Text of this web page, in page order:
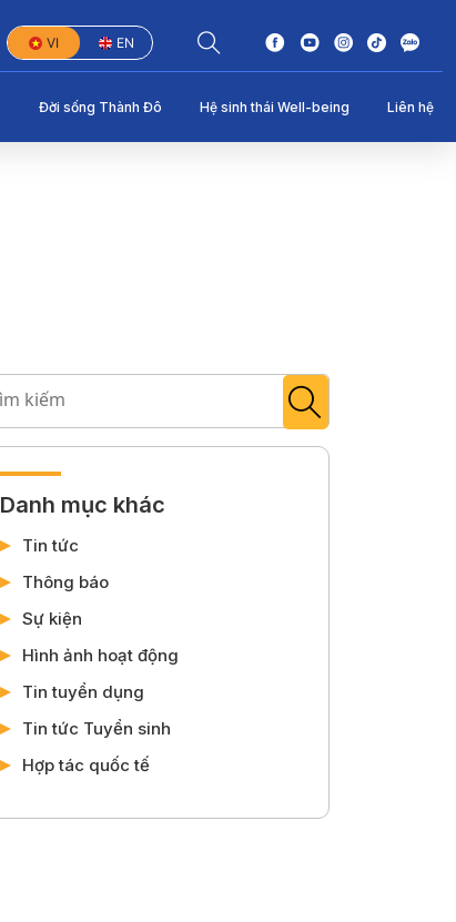
VI EN
Đời sống Thành Đô Hệ sinh thái Well-being Liên hệ
Danh mục khác
Tin tức
Thông báo
Sự kiện
Hình ảnh hoạt động
Tin tuyển dụng
Tin tức Tuyển sinh
Hợp tác quốc tế